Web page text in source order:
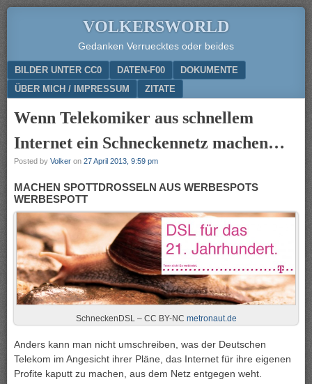
VOLKERSWORLD
Gedanken Verruecktes oder beides
Menu
SKIP TO CONTENT
BILDER UNTER CC0 DATEN-F00
DOKUMENTE
ÜBER MICH / IMPRESSUM
ZITATE
Wenn Telekomiker aus schnellem
Internet ein Schneckennetz machen…
Posted by Volker on 27 April 2013, 9:59 pm
MACHEN SPOTTDROSSELN AUS WERBESPOTS
WERBESPOTT
SchneckenDSL – CC BY-NC metronaut.de
Anders kann man nicht umschreiben, was der Deutschen
Telekom im Angesicht ihrer Pläne, das Internet für ihre eigenen
Profite kaputt zu machen, aus dem Netz entgegen weht.